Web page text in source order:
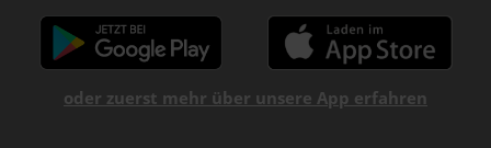
oder zuerst mehr über unsere App erfahren